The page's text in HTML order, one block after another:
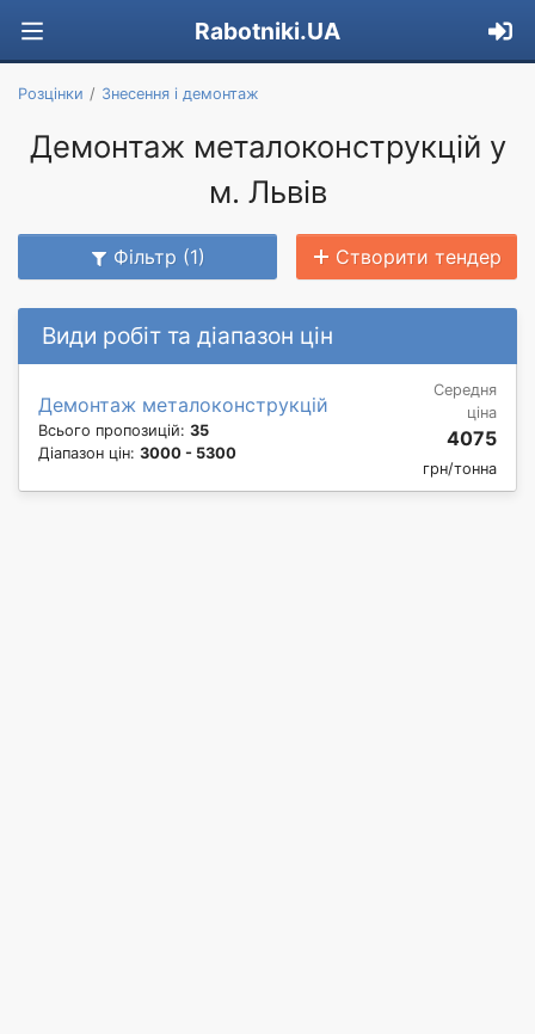
Rabotniki.UA
Розцінки Знесення і демонтаж
Демонтаж металоконструкцій у
м. Львів
Фільтр (1) Створити тендер
Види робіт та діапазон цін
Демонтаж металоконструкцій
Всього пропозицій: 35
Діапазон цін: 3000 - 5300
Середня
ціна
4075
грн/тонна